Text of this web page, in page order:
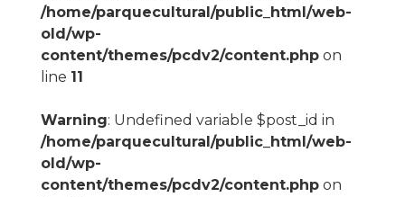
/home/parquecultural/public_html/web-
old/wp-
content/themes/pcdv2/content.phpon
line 11
Warning: Undefined variable $post_id in
/home/parquecultural/public_html/web-
old/wp-
content/themes/pcdv2/content.phpon